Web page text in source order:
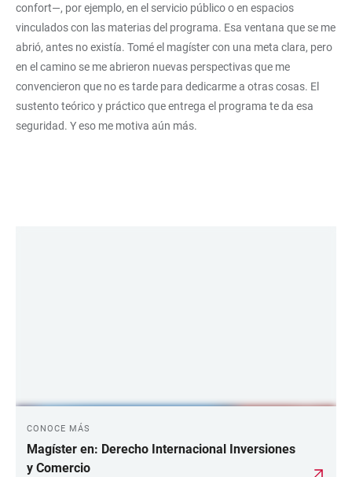
confort—, por ejemplo, en el servicio público o en espacios
vinculados con las materias del programa. Esa ventana que se me
abrió, antes no existía. Tomé el magíster con una meta clara, pero
en el camino se me abrieron nuevas perspectivas que me
convencieron que no es tarde para dedicarme a otras cosas. El
sustento teórico y práctico que entrega el programa te da esa
seguridad. Y eso me motiva aún más.
CONOCE MÁS
Magíster en: Derecho Internacional Inversiones
y Comercio